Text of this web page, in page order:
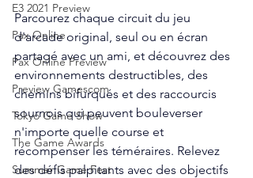
E3 2021 Preview
Pax Online
Pax Online Preview
Preview Gamescom
Tokyo Game Show
The Game Awards
Summer Game Fest
Parcourez chaque circuit du jeu
d'arcade original, seul ou en écran
partagé avec un ami, et découvrez des
environnements destructibles, des
chemins bifurqués et des raccourcis
sournois qui peuvent bouleverser
n'importe quelle course et
récompenser les téméraires. Relevez
des défis palpitants avec des objectifs